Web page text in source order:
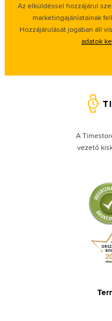
Az elküldéssel hozzájárul
marketingajánlatainak
Hozzájárulását jogában áll
adatok
A
vezető